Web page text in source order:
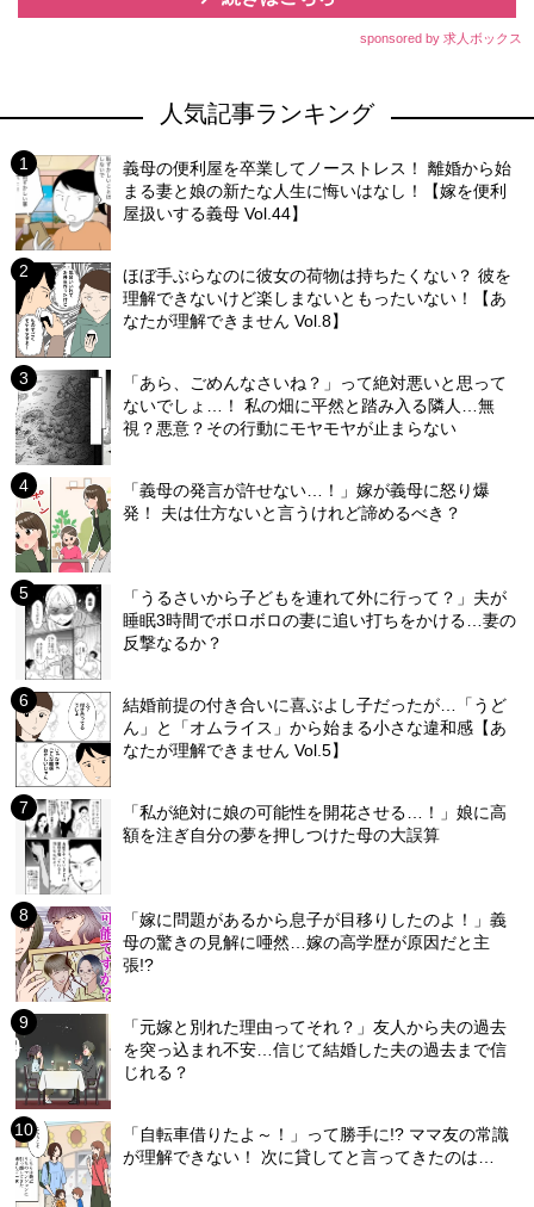
sponsored by 求人ボックス
人気記事ランキング
義母の便利屋を卒業してノーストレス！ 離婚から始
まる妻と娘の新たな人生に悔いはなし！【嫁を便利
屋扱いする義母 Vol.44】
ほぼ手ぶらなのに彼女の荷物は持ちたくない？ 彼を
理解できないけど楽しまないともったいない！【あ
なたが理解できません Vol.8】
「あら、ごめんなさいね？」って絶対悪いと思って
ないでしょ…！ 私の畑に平然と踏み入る隣人…無
視？悪意？その行動にモヤモヤが止まらない
「義母の発言が許せない…！」嫁が義母に怒り爆
発！ 夫は仕方ないと言うけれど諦めるべき？
「うるさいから子どもを連れて外に行って？」夫が
睡眠3時間でボロボロの妻に追い打ちをかける…妻の
反撃なるか？
結婚前提の付き合いに喜ぶよし子だったが…「うど
ん」と「オムライス」から始まる小さな違和感【あ
なたが理解できません Vol.5】
「私が絶対に娘の可能性を開花させる…！」娘に高
額を注ぎ自分の夢を押しつけた母の大誤算
「嫁に問題があるから息子が目移りしたのよ！」義
母の驚きの見解に唖然…嫁の高学歴が原因だと主
張!?
「元嫁と別れた理由ってそれ？」友人から夫の過去
を突っ込まれ不安…信じて結婚した夫の過去まで信
じれる？
「自転車借りたよ～！」って勝手に!? ママ友の常識
が理解できない！ 次に貸してと言ってきたのは…